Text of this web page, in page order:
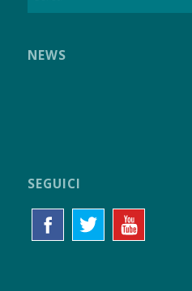
NEWS
SEGUICI